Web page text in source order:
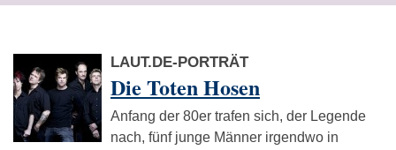
LAUT.DE-PORTRÄT
Die Toten Hosen
Anfang der 80er trafen sich, der Legende
nach, fünf junge Männer irgendwo in